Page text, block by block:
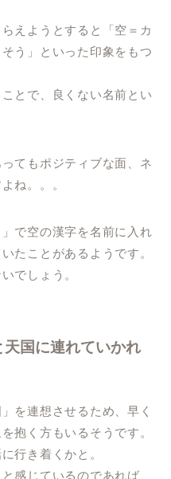
えようとすると「空＝カ
う」といった印象をもつ
とで、良くない名前とい
てもポジティブな面、ネ
ね。。。
で空の漢字を名前に入れ
たことがあるようです。
でしょう。
国に連れていかれ
を連想させるため、早く
抱く方もいるそうです。
行き着くかと。
感じているのであれば、